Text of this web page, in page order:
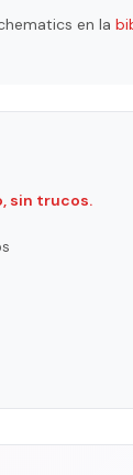
en la
sin trucos.